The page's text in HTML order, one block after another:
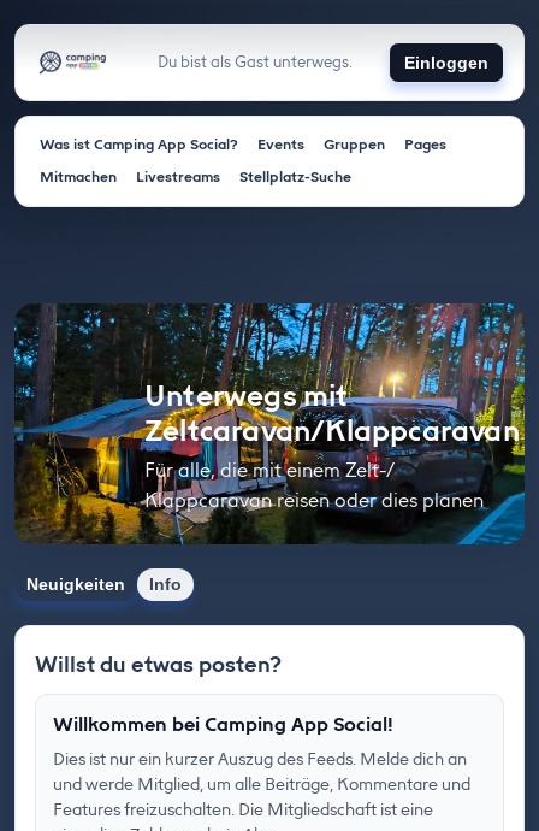
Du bist als Gast unterwegs. Einloggen
Was ist Camping App Social? Events Gruppen
Pages
Mitmachen
Livestreams Stellplatz-Suche
Unterwegs mit
Zeltcaravan/Klappcaravan
Für alle, die mit einem Zelt-/
Klappcaravan reisen oder dies planen
Neuigkeiten Info
Willst du etwas posten?
Willkommen bei Camping App Social!
Dies ist nur ein kurzer Auszug des Feeds. Melde dich an
und werde Mitglied, um alle Beiträge, Kommentare und
Features freizuschalten. Die Mitgliedschaft ist eine